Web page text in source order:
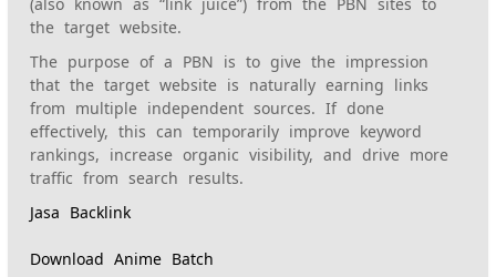
the target website.
The purpose of a PBN is to give the impression
that the target website is naturally earning links
from multiple independent sources. If done
effectively, this can temporarily improve keyword
rankings, increase organic visibility, and drive more
traffic from search results.
Jasa Backlink
Download Anime Batch